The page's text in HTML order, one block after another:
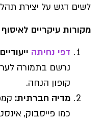
לשים דגש על יצירת
מקורות עיקריים לאיסוף
דפי נחיתה ייעודיים
נרשם בתמורה
קופון הנחה.
מדיה חברתית:
כמו פייסבוק,